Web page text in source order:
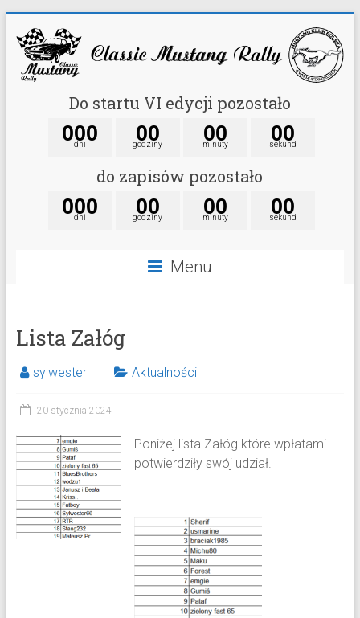
Do startu VI edycji pozostało
dni
000 godziny
00 minuty
00 sekund
00
do zapisów pozostało
dni
000 godziny
00 minuty
00 sekund
00
Menu
Lista Załóg
sylwester Aktualności
20 stycznia 2024
Poniżej lista Załóg które wpłatami
potwierdziły swój udział.